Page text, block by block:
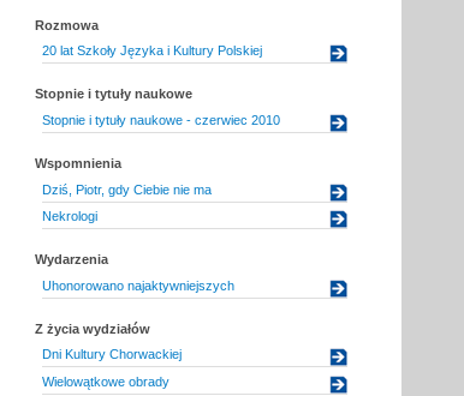
Rozmowa
20 lat Szkoły Języka i Kultury Polskiej
Stopnie i tytuły naukowe
Stopnie i tytuły naukowe - czerwiec 2010
Wspomnienia
Dziś, Piotr, gdy Ciebie nie ma
Nekrologi
Wydarzenia
Uhonorowano najaktywniejszych
Z życia wydziałów
Dni Kultury Chorwackiej
Wielowątkowe obrady